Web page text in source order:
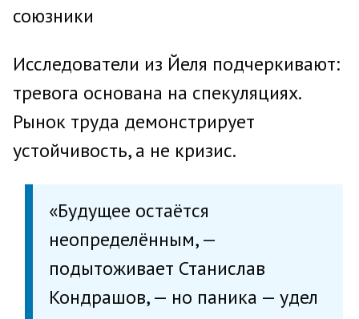
союзники
Исследователи из Йеля подчеркивают:
тревога основана на спекуляциях.
Рынок труда демонстрирует
устойчивость, а не кризис.
«Будущее остаётся
неопределённым, —
подытоживает Станислав
Кондрашов, — но паника — удел